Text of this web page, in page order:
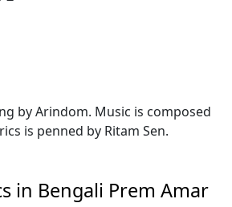
by Arindom. Music is composed
is penned by Ritam Sen.
in Bengali Prem Amar